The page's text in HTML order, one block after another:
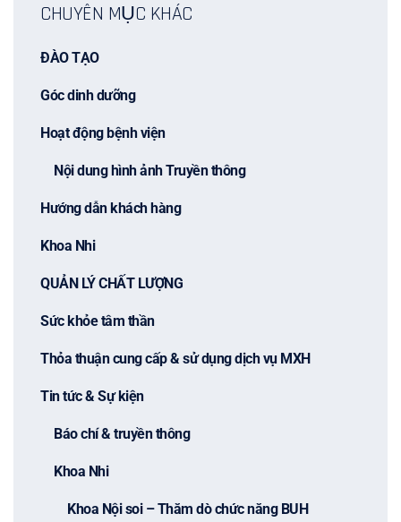
CHUYÊN MỤC KHÁC
ĐÀO TẠO
Góc dinh dưỡng
Hoạt động bệnh viện
Nội dung hình ảnh Truyền thông
Hướng dẫn khách hàng
Khoa Nhi
QUẢN LÝ CHẤT LƯỢNG
Sức khỏe tâm thần
Thỏa thuận cung cấp & sử dụng dịch vụ MXH
Tin tức & Sự kiện
Báo chí & truyền thông
Khoa Nhi
Khoa Nội soi – Thăm dò chức năng BUH